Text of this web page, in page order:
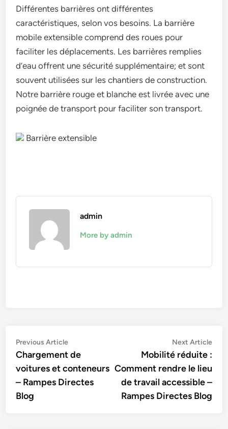
Différentes barrières ont différentes
caractéristiques, selon vos besoins. La barrière
mobile extensible comprend des roues pour
faciliter les déplacements. Les barrières remplies
d’eau offrent une sécurité supplémentaire; et sont
souvent utilisées sur les chantiers de construction.
Notre barrière rouge et blanche est livrée avec une
poignée de transport pour faciliter son transport.
Barrière extensible
admin
More by admin
Navigation
de
l’article
Previous ArticlePrevious
article:
Chargement de
voitures et conteneurs
– Rampes Directes
Blog
Next Article
Mobilité réduite :
Comment rendre le lieu
de travail accessible –
Rampes Directes Blog